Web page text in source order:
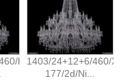
h- 1403/24+12+6/460/XL-
177/2d/Ni...